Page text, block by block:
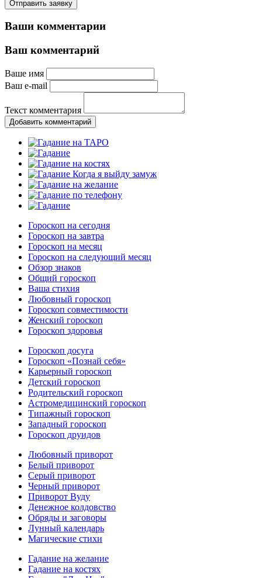
Отправить заявку
Ваши комментарии
Ваш комментарий
Ваше имя
Ваш e-mail
Текст комментария
Добавить комментарий
Гороскоп на сегодня
Гороскоп на завтра
Гороскоп на месяц
Гороскоп на следующий месяц
Обзор знаков
Общий гороскоп
Ваша стихия
Любовный гороскоп
Гороскоп совместимости
Женский гороскоп
Гороскоп здоровья
Гороскоп досуга
Гороскоп «Познай себя»
Карьерный гороскоп
Детский гороскоп
Родительский гороскоп
Астромедицинский гороскоп
Типажный гороскоп
Западный гороскоп
Гороскоп друидов
Любовный приворот
Белый приворот
Серый приворот
Черный приворот
Приворот Вуду
Денежное колдовство
Обряды и заговоры
Лунный календарь
Магические стихи
Гадание на желание
Гадание на костях